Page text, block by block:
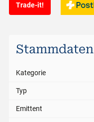
Trade-it!
Stammdaten
Kategorie
Typ
Emittent